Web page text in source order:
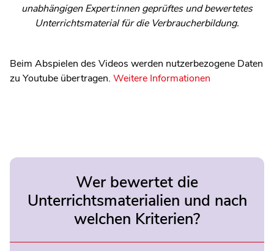
unabhängigen Expert:innen geprüftes und bewertetes
Unterrichtsmaterial für die Verbraucherbildung.
Beim Abspielen des Videos werden nutzerbezogene Daten
zu Youtube übertragen. Weitere Informationen
Wer bewertet die
Unterrichtsmaterialien und nach
welchen Kriterien?